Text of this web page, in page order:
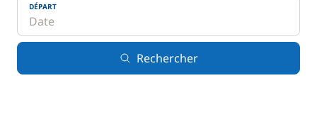
DÉPART
Rechercher